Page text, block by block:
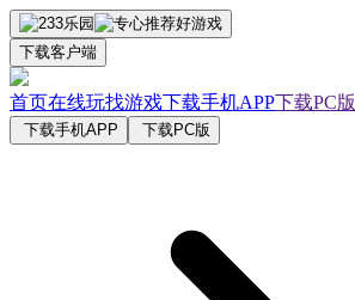
下载客户端
首页在线玩找游戏下载手机APP下载PC版
下载手机APP 下载PC版